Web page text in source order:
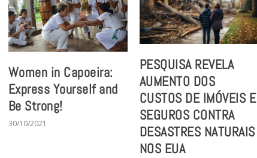
Women in Capoeira:
Express Yourself and
Be Strong!
30/10/2021
PESQUISA REVELA
AUMENTO DOS
CUSTOS DE IMÓVEIS E
SEGUROS CONTRA
DESASTRES NATURAIS
NOS EUA